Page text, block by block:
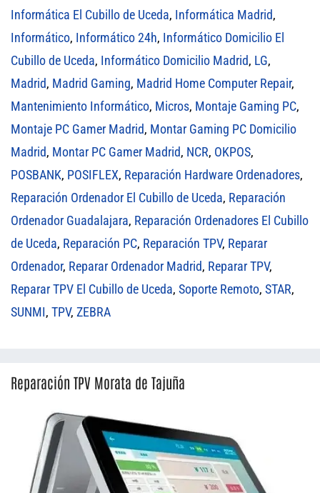
Informática El Cubillo de Uceda, Informática Madrid,
Informático, Informático 24h, Informático Domicilio El
Cubillo de Uceda, Informático Domicilio Madrid, LG,
Madrid, Madrid Gaming, Madrid Home Computer Repair,
Mantenimiento Informático, Micros, Montaje Gaming PC,
Montaje PC Gamer Madrid, Montar Gaming PC Domicilio
Madrid, Montar PC Gamer Madrid, NCR, OKPOS,
POSBANK, POSIFLEX, Reparación Hardware Ordenadores,
Reparación Ordenador El Cubillo de Uceda, Reparación
Ordenador Guadalajara, Reparación Ordenadores El Cubillo
de Uceda, Reparación PC, Reparación TPV, Reparar
Ordenador, Reparar Ordenador Madrid, Reparar TPV,
Reparar TPV El Cubillo de Uceda, Soporte Remoto, STAR,
SUNMI, TPV, ZEBRA
Reparación TPV Morata de Tajuña